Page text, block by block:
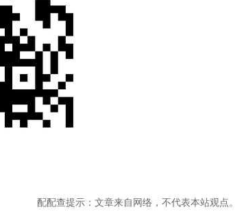
配配查提示：文章来自网络，不代表本站观点。